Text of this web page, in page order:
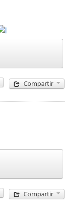
Compartir
Compartir